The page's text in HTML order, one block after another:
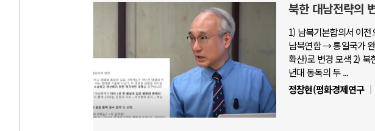
북한 대남전략의
1) 남북기본합의서 이
남북연합 → 통일국가
확산)로 변경 모색 2) 북
년대 동독의 두 ...
정창현(평화경제연구